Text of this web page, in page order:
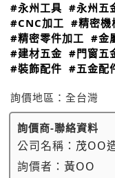
#永州工具 #永州五
#CNC加工 #精密機
#精密零件加工 #金
#建材五金 #門窗五
#裝飾配件 #五金配
詢價地區： 全台灣
詢價商-聯絡資料
公司名稱： 茂OO
詢價者： 黃OO